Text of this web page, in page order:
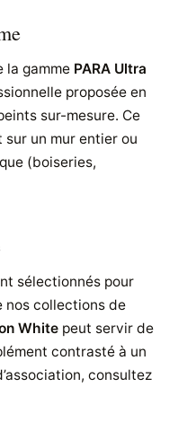
la gamme PARA Ultra
proposée en
sur-mesure. Ce
un mur entier ou
(boiseries,
sélectionnés pour
nos collections de
White peut servir de
contrasté à un
consultez